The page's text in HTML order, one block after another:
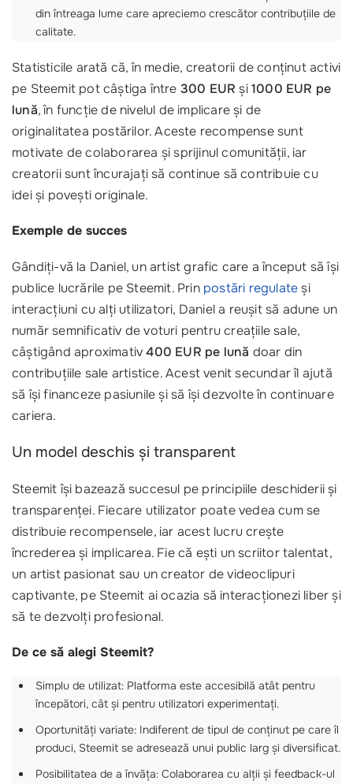
din întreaga lume care apreciemo crescător contribuțiile de
calitate.
Statisticile arată că, în medie, creatorii de conținut activi
pe Steemit pot câștiga între 300 EUR și1000 EUR pe
lună, în funcție de nivelul de implicare și de
originalitatea postărilor. Aceste recompense sunt
motivate de colaborarea și sprijinul comunității, iar
creatorii sunt încurajați să continue să contribuie cu
idei și povești originale.
Exemple de succes
Gândiți-vă la Daniel, un artist grafic care a început să își
publice lucrările pe Steemit. Prin postări regulateși
interacțiuni cu alți utilizatori, Daniel a reușit să adune un
număr semnificativ de voturi pentru creațiile sale,
câștigând aproximativ400 EUR pe lună doar din
contribuțiile sale artistice. Acest venit secundar îl ajută
să își financeze pasiunile și să își dezvolte în continuare
cariera.
Un model deschis și transparent
Steemit își bazează succesul pe principiile deschiderii și
transparenței. Fiecare utilizator poate vedea cum se
distribuie recompensele, iar acest lucru crește
încrederea și implicarea. Fie că ești un scriitor talentat,
un artist pasionat sau un creator de videoclipuri
captivante, pe Steemit ai ocazia să interacționezi liber și
să te dezvolți profesional.
De ce să alegi Steemit?
Simplu de utilizat: Platforma este accesibilă atât pentru
începători, cât și pentru utilizatori experimentați.
Oportunități variate: Indiferent de tipul de conținut pe care îl
produci, Steemit se adresează unui public larg și diversificat.
Posibilitatea de a învăța: Colaborarea cu alții și feedback-ul